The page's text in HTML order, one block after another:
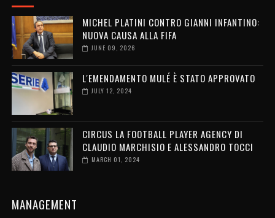
MICHEL PLATINI CONTRO GIANNI INFANTINO:
NUOVA CAUSA ALLA FIFA
JUNE 09, 2026
L'EMENDAMENTO MULÉ È STATO APPROVATO
JULY 12, 2024
CIRCUS LA FOOTBALL PLAYER AGENCY DI
CLAUDIO MARCHISIO E ALESSANDRO TOCCI
MARCH 01, 2024
MANAGEMENT